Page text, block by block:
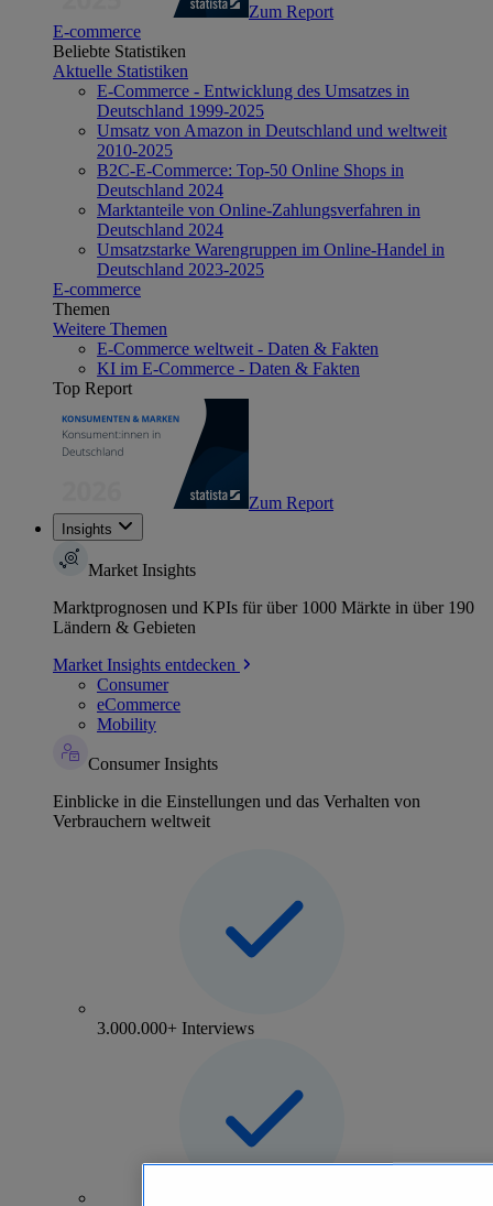
Zum Report
E-commerce
Beliebte Statistiken
Aktuelle Statistiken
E-Commerce - Entwicklung des Umsatzes in
Deutschland 1999-2025
Umsatz von Amazon in Deutschland und weltweit
2010-2025
B2C-E-Commerce: Top-50 Online Shops in
Deutschland 2024
Marktanteile von Online-Zahlungsverfahren in
Deutschland 2024
Umsatzstarke Warengruppen im Online-Handel in
Deutschland 2023-2025
E-commerce
Themen
Weitere Themen
E-Commerce weltweit - Daten & Fakten
KI im E-Commerce - Daten & Fakten
Top Report
Zum Report
Insights
Market Insights
Marktprognosen und KPIs für über 1000 Märkte in über 190
Ländern & Gebieten
Market Insights entdecken
Consumer
eCommerce
Mobility
Consumer Insights
Einblicke in die Einstellungen und das Verhalten von
Verbrauchern weltweit
3.000.000+ Interviews